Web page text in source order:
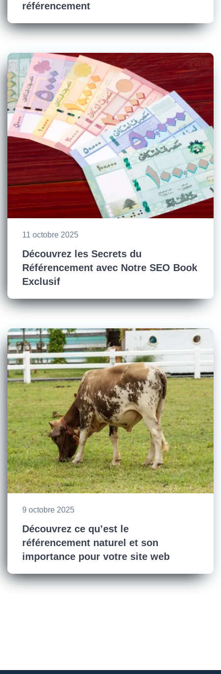
référencement
11 octobre 2025
Découvrez les Secrets du
Référencement avec Notre SEO Book
Exclusif
9 octobre 2025
Découvrez ce qu’est le
référencement naturel et son
importance pour votre site web